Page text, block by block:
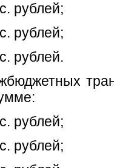
рублей;
рублей;
рублей.
рублей;
рублей;